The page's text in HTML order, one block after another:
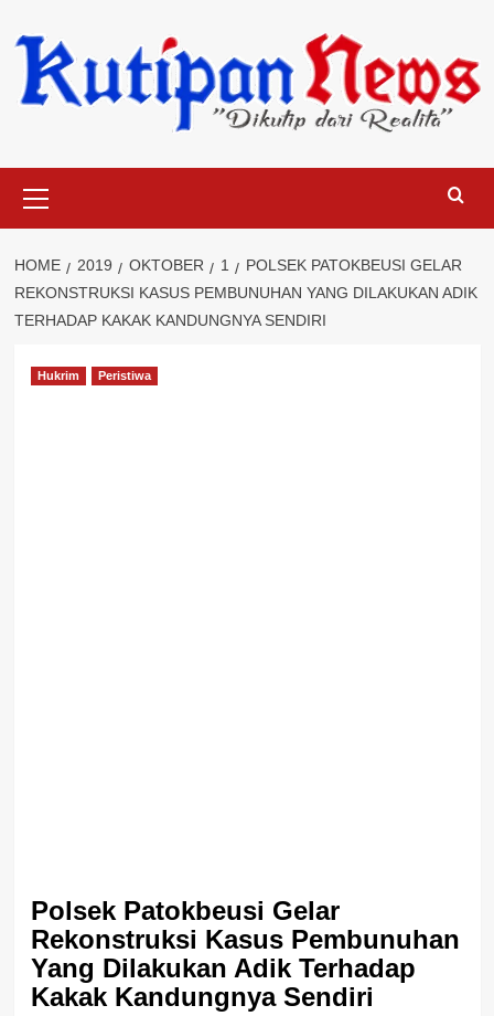
to
content
Menu
HOME 2019 OKTOBER 1
POLSEK PATOKBEUSI GELAR
REKONSTRUKSI KASUS PEMBUNUHAN YANG DILAKUKAN ADIK
TERHADAP KAKAK KANDUNGNYA SENDIRI
Hukrim Peristiwa
Polsek Patokbeusi Gelar
Rekonstruksi Kasus Pembunuhan
Yang Dilakukan Adik Terhadap
Kakak Kandungnya Sendiri